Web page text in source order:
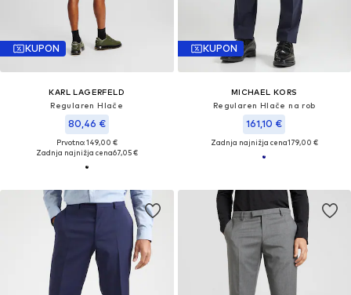
KUPON
KARL LAGERFELD
Regularen Hlače
80,46 €
Prvotno: 149,00 €
Zadnja najnižja cena67,05 €
KUPON
MICHAEL KORS
Regularen Hlače na rob
161,10 €
Zadnja najnižja cena179,00 €